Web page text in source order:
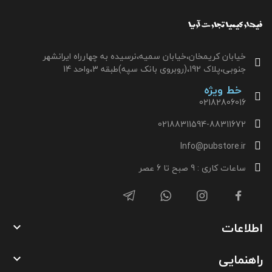
خیابان کریمخان،خیابان سمیه،نرسیده به چهارراه ایرانشهر
جنوبی،پلاک 192،(روبروی بانک سپه)طبقه 3،واحد 14
خط ویژه
02182806016
02188311594-88311672
Info@pubstore.ir
ساعات کاری : 9 صبح تا 6 عصر
اطلاعات 
راهنمایی 